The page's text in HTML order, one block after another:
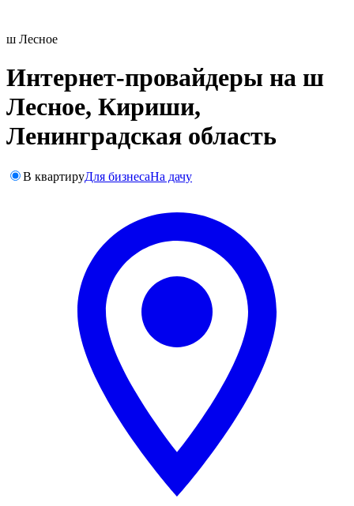
ш Лесное
Интернет-провайдеры на ш
Лесное, Кириши,
Ленинградская область
В квартируДля бизнесаНа дачу